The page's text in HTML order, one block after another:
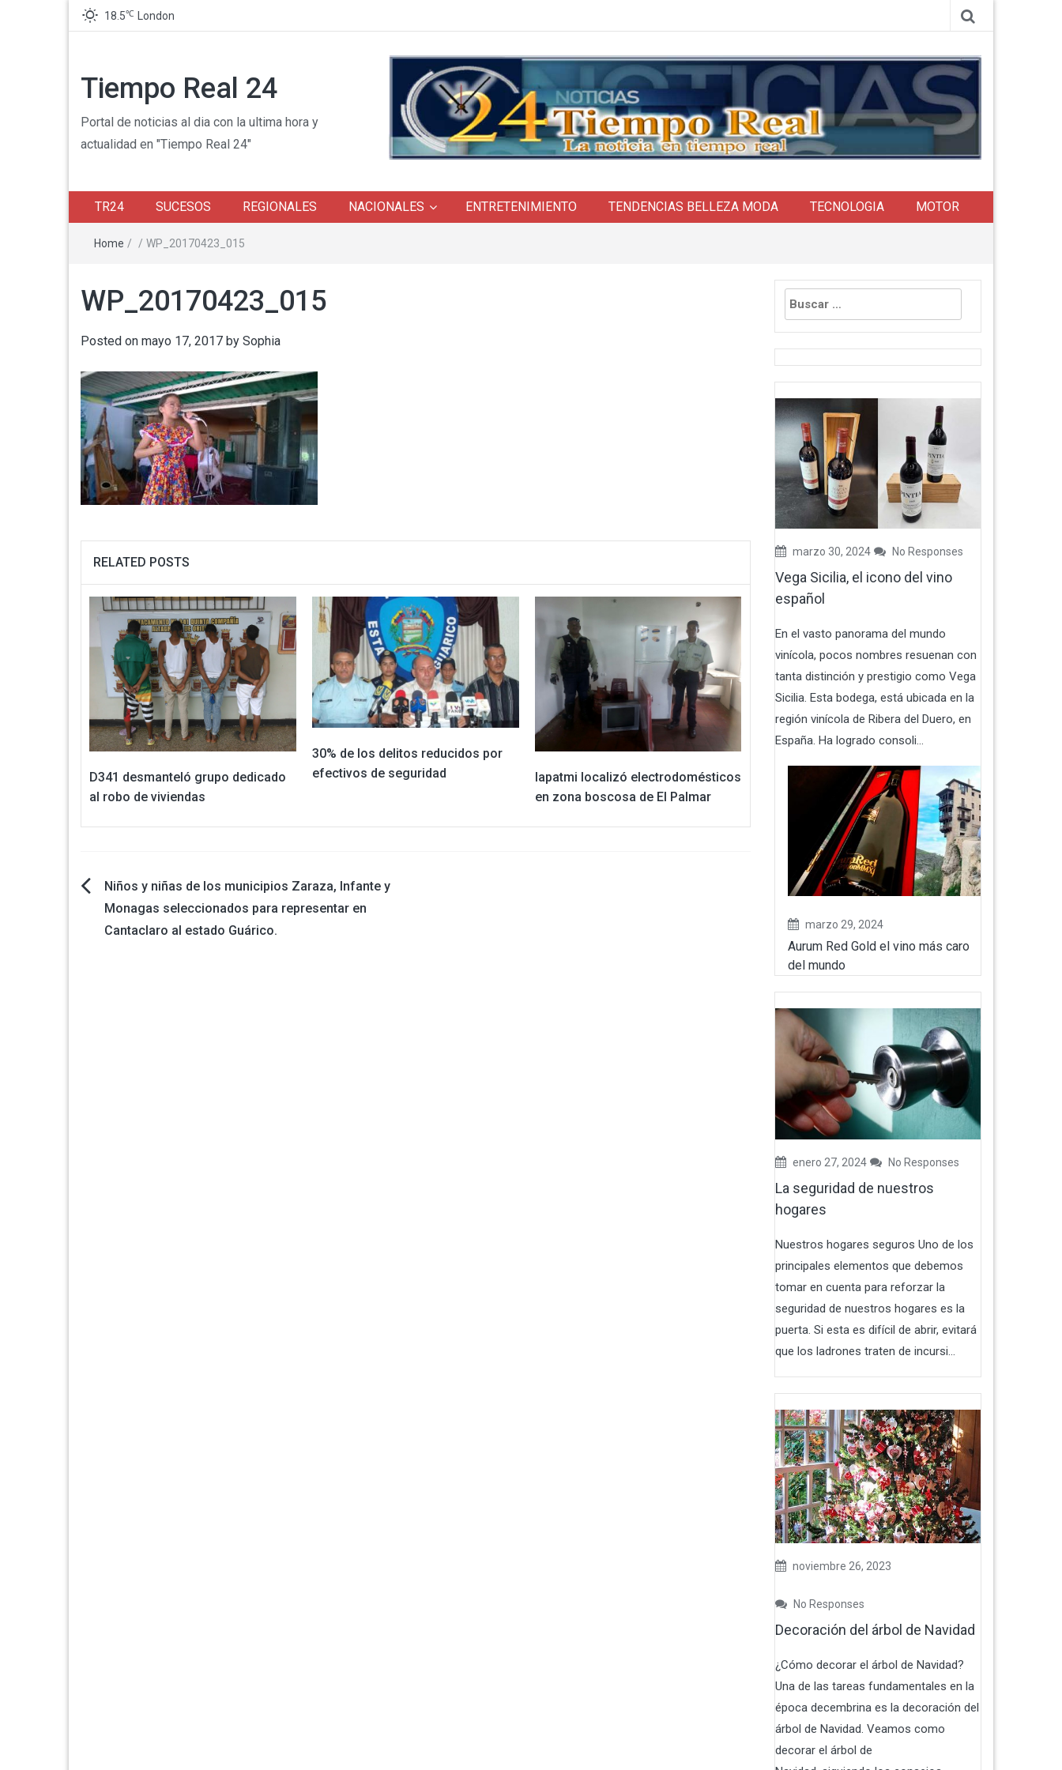
18.5℃ London
Tiempo Real 24
Portal de noticias al dia con la ultima hora y
actualidad en "Tiempo Real 24"
TR24 SUCESOS REGIONALES NACIONALES ENTRETENIMIENTO TENDENCIAS BELLEZA MODA TECNOLOGIA MOTOR
Home / / WP_20170423_015
WP_20170423_015
Posted on mayo 17, 2017 by Sophia
RELATED POSTS
D341 desmanteló grupo dedicado
al robo de viviendas
30% de los delitos reducidos por
efectivos de seguridad
Iapatmi localizó electrodomésticos
en zona boscosa de El Palmar
Navegación
de
Niños y niñas de los municipios Zaraza, Infante y
Monagas seleccionados para representar en
Cantaclaro al estado Guárico.
Buscar:
marzo 30, 2024 No Responses
Vega Sicilia, el icono del vino
español
En el vasto panorama del mundo
vinícola, pocos nombres resuenan con
tanta distinción y prestigio como Vega
Sicilia. Esta bodega, está ubicada en la
región vinícola de Ribera del Duero, en
España. Ha logrado consoli...
marzo 29, 2024
Aurum Red Gold el vino más caro
del mundo
enero 27, 2024 No Responses
La seguridad de nuestros
hogares
Nuestros hogares seguros Uno de los
principales elementos que debemos
tomar en cuenta para reforzar la
seguridad de nuestros hogares es la
puerta. Si esta es difícil de abrir, evitará
que los ladrones traten de incursi...
noviembre 26, 2023
No Responses
Decoración del árbol de Navidad
¿Cómo decorar el árbol de Navidad?
Una de las tareas fundamentales en la
época decembrina es la decoración del
árbol de Navidad. Veamos como
decorar el árbol de